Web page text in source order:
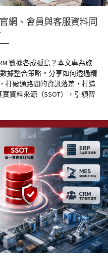
網、會員與客服資料同
數據各成孤島？本文專為旅
據整合策略。分享如何透過精
打破通路間的資訊落差，打造
資料來源（SSOT），引領智